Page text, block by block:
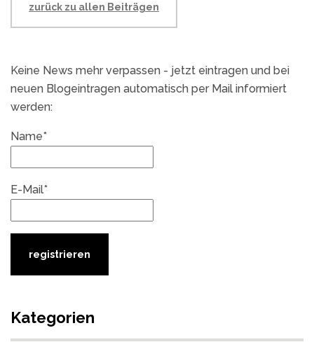
zurück zu allen Beiträgen
Keine News mehr verpassen - jetzt eintragen und bei
neuen Blogeintragen automatisch per Mail informiert
werden:
Name*
E-Mail*
Kategorien